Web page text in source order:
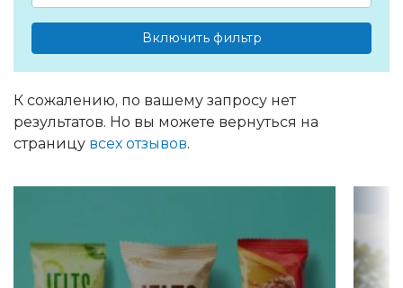
Включить фильтр
К сожалению, по вашему запросу нет
результатов. Но вы можете вернуться на
страницу всех отзывов.